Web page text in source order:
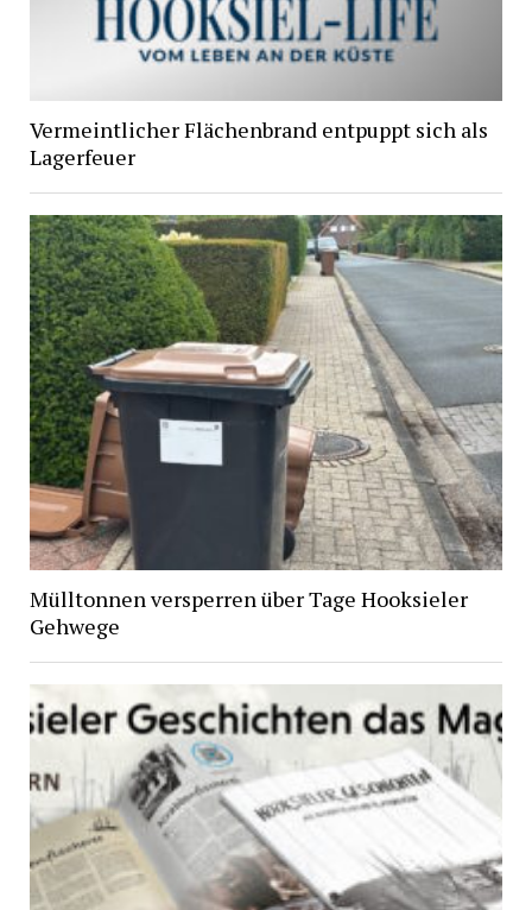
Vermeintlicher Flächenbrand entpuppt sich als
Lagerfeuer
Mülltonnen versperren über Tage Hooksieler
Gehwege